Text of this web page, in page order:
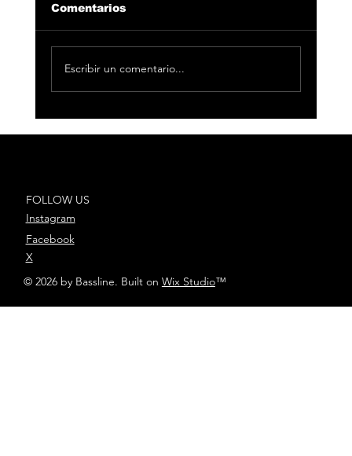
Comentarios
Escribir un comentario...
FOLLOW US
Instagram
Facebook
X
© 2026 by Bassline. Built on Wix Studio™